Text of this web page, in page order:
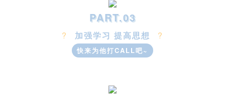
PART.03
? 加强学习 提高思想 ?
快来为他打CALL吧~